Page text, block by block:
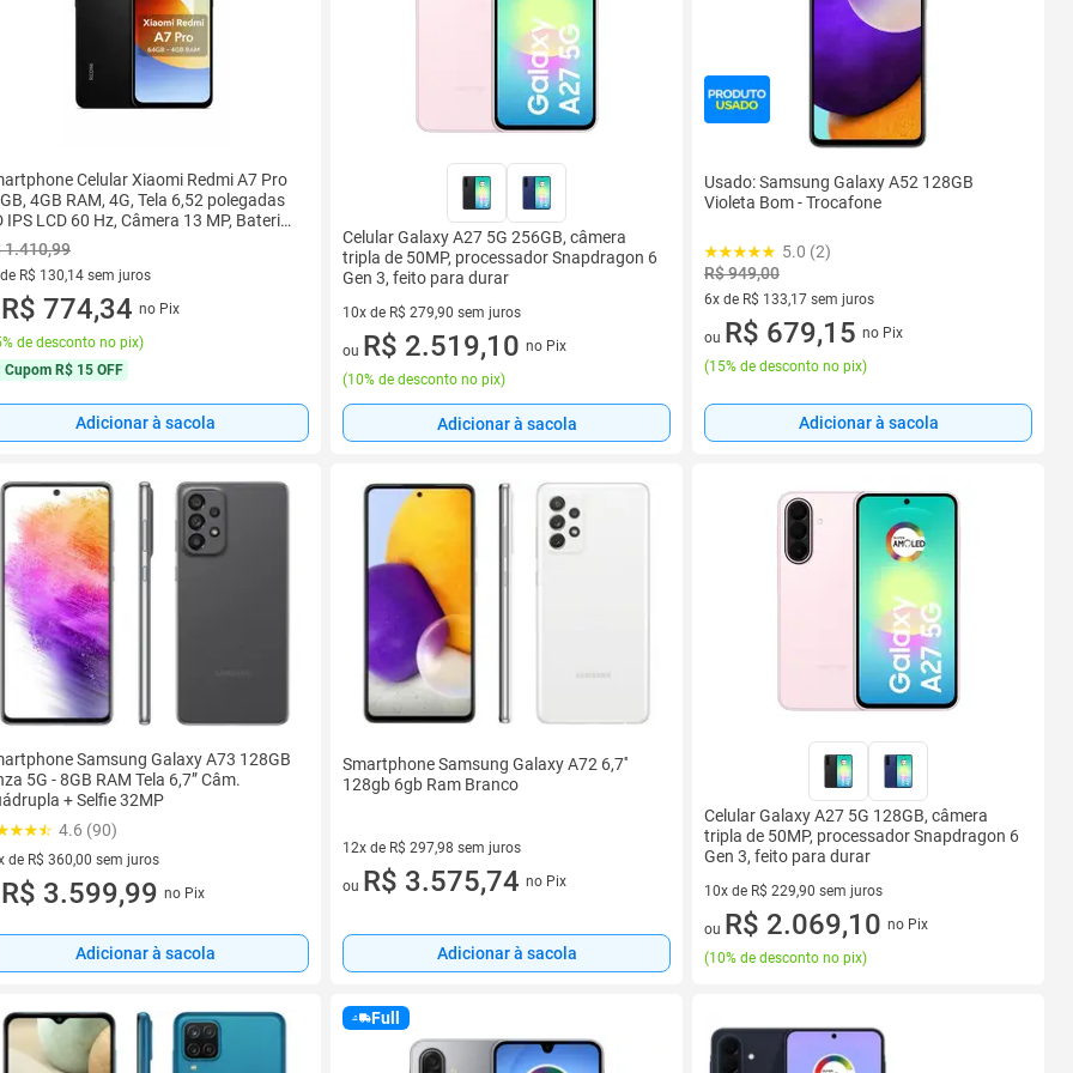
Celular Xiaomi Redmi A7 Pro
4GB RAM, 4G, Tela 6,52 polegadas
IPS LCD 60 Hz, Câmera 13 MP, Bateria
mAh, Dual SIM, Android, de
1.410,99
R$ 130,14 sem juros
de R$ 130,14 sem juros
R$ 774,34 no Pix
de desconto no pix)
Cupom R$ 15 OFF
Adicionar à sacola
Celular Galaxy A27 5G 256GB, câmera
tripla de 50MP, processador Snapdragon 6
Gen 3, feito para durar
10x de R$ 279,90 sem juros
10 vez de R$ 279,90 sem juros
ou R$ 2.519,10 no Pix
(10% de desconto no pix)
Adicionar à sacola
Usado: Samsung Galaxy A52 128GB
Violeta Bom - Trocafone
5.0 (2)
R$ 949,00
6x de R$ 133,17 sem juros
6 vez de R$ 133,17 sem juros
ou R$ 679,15 no Pix
(15% de desconto no pix)
Adicionar à sacola
Samsung Galaxy A73 128GB
5G - 8GB RAM Tela 6,7” Câm.
+ Selfie 32MP
4.6 (90)
de R$ 360,00 sem juros
vez de R$ 360,00 sem juros
R$ 3.599,99 no Pix
Adicionar à sacola
Smartphone Samsung Galaxy A72 6,7''
128gb 6gb Ram Branco
12x de R$ 297,98 sem juros
12 vez de R$ 297,98 sem juros
ou R$ 3.575,74 no Pix
Adicionar à sacola
Celular Galaxy A27 5G 128GB, câmera
tripla de 50MP, processador Snapdragon 6
Gen 3, feito para durar
10x de R$ 229,90 sem juros
10 vez de R$ 229,90 sem juros
ou R$ 2.069,10 no Pix
(10% de desconto no pix)
Full